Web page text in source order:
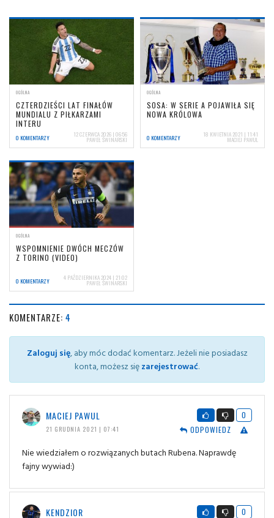
OGÓLNA
CZTERDZIEŚCI LAT FINAŁÓW
MUNDIALU Z PIŁKARZAMI
INTERU
0 KOMENTARZY 12 CZERWCA 2026 | 06:56
PAWEŁ ŚWINARSKI
OGÓLNA
SOSA: W SERIE A POJAWIŁA SIĘ
NOWA KRÓLOWA
0 KOMENTARZY 18 KWIETNIA 2021 | 11:41
MACIEJ PAWUL
OGÓLNA
WSPOMNIENIE DWÓCH MECZÓW
Z TORINO (VIDEO)
0 KOMENTARZY 4 PAŹDZIERNIKA 2024 | 21:02
PAWEŁ ŚWINARSKI
KOMENTARZE: 4
Zaloguj się, aby móc dodać komentarz. Jeżeli nie posiadasz
konta, możesz sięzarejestrować.
MACIEJ PAWUL
21 GRUDNIA 2021 | 07:41
0
ODPOWIEDZ
Nie wiedziałem o rozwiązanych butach Rubena. Naprawdę
fajny wywiad:)
KENDZIOR 0